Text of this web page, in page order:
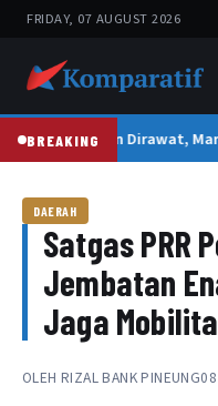
FRIDAY, 07 AUGUST 2026
BREAKING2 Tahun Dirawat,
DAERAH
Satgas PRR
Jembatan
Jaga
OLEH RIZAL BANK PINEUNG